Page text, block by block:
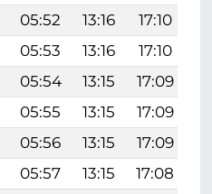
05:52 13:16 17:10
05:53 13:16 17:10
05:54 13:15 17:09
05:55 13:15 17:09
05:56 13:15 17:09
05:57 13:15 17:08